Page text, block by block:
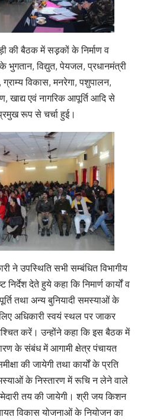
की बैठक में सड़़कों के निर्माण व
भुगतान, विद्युत, पेयजल, प्रधानमंत्री
विकास, मनरेगा, पशुपालन,
खाद्य एवं नागरिक आपूर्ति आदि से
रूप से चर्चा हुई।
ने उपस्थिति सभी सम्बंधित विभागीय
निर्देश देते हुये कहा कि निमार्ण कार्यों व
तथा अन्य बुनियादी समस्याओं के
अधिकारी स्वयं स्थल पर जाकर
करें। उन्होंने कहा कि इस बैठक में
के संबंध में आगामी क्षेत्र पंचायत
की जायेगी तथा कार्यों के प्रति
के निस्तारण में रूचि न लेने वाले
तय की जायेगी। श्री जय किशन
विकास योजनाओं के नियोजन का